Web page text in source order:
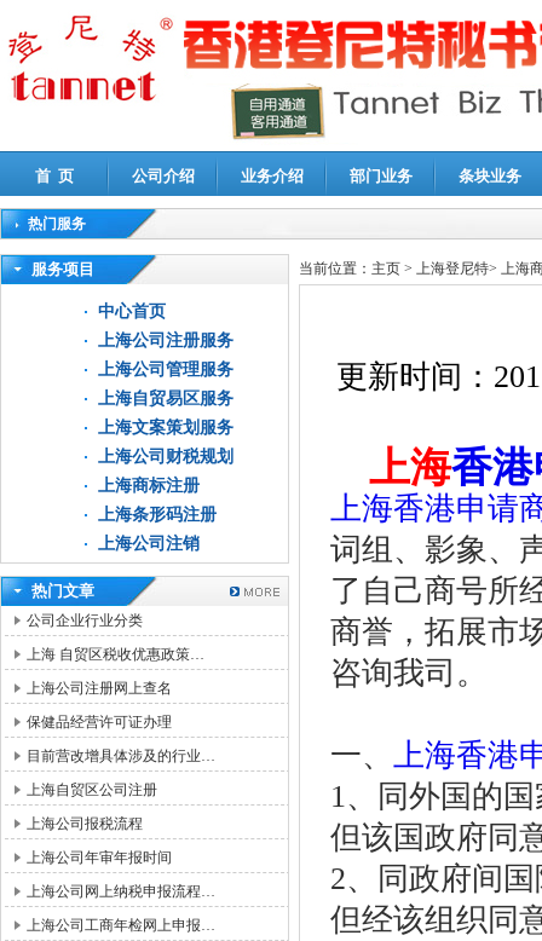
首 页 公司介绍 业务介绍 部门业务 条块业务
热门服务
高新技术企业认定审计|企业所得税汇算清缴申报鉴证
服务项目
中心首页
上海公司注册服务
上海公司管理服务
上海自贸易区服务
上海文案策划服务
上海公司财税规划
上海商标注册
上海条形码注册
上海公司注销
热门文章
公司企业行业分类
上海 自贸区税收优惠政策…
上海公司注册网上查名
保健品经营许可证办理
目前营改增具体涉及的行业…
上海自贸区公司注册
上海公司报税流程
上海公司年审年报时间
上海公司网上纳税申报流程…
上海公司工商年检网上申报…
当前位置： 主页 > 上海登尼特> 上海
更新时间：
上海香
上海香港申请
词组、影象、
了自己商号所
商誉，拓展市
咨询我司。
一、 上海香港
1、同外国的
但该国政府同
2、同政府间
但经该组织同